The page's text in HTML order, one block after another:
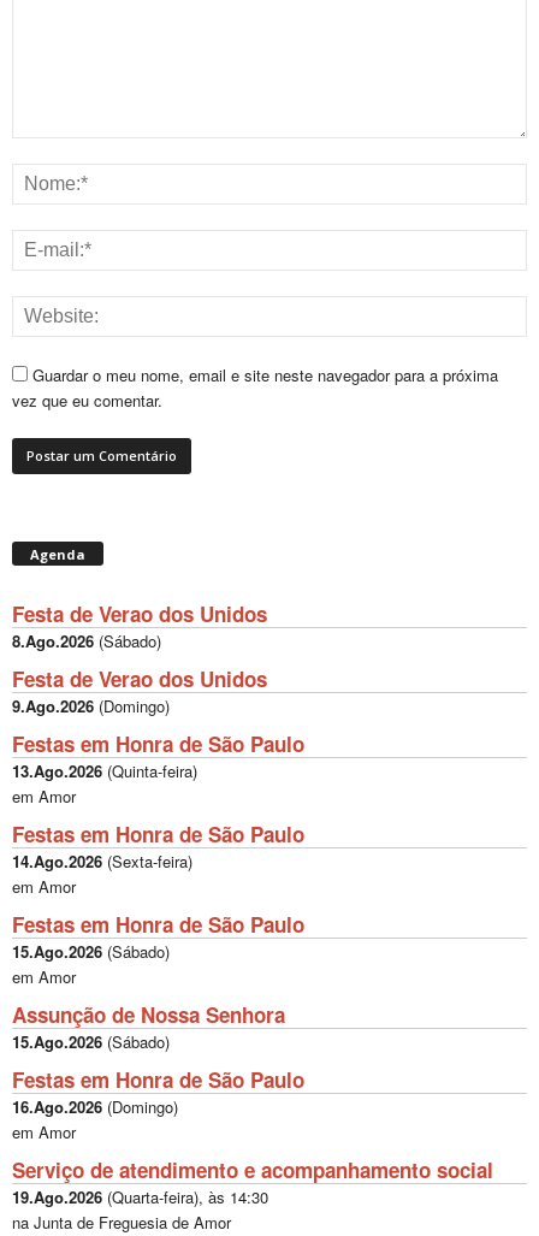
Guardar o meu nome, email e site neste navegador para a próxima
vez que eu comentar.
Agenda
Festa de Verao dos Unidos
8.Ago.2026 (Sábado)
Festa de Verao dos Unidos
9.Ago.2026 (Domingo)
Festas em Honra de São Paulo
13.Ago.2026 (Quinta-feira)
em Amor
Festas em Honra de São Paulo
14.Ago.2026 (Sexta-feira)
em Amor
Festas em Honra de São Paulo
15.Ago.2026 (Sábado)
em Amor
Assunção de Nossa Senhora
15.Ago.2026 (Sábado)
Festas em Honra de São Paulo
16.Ago.2026 (Domingo)
em Amor
Serviço de atendimento e acompanhamento social
19.Ago.2026 (Quarta-feira), às 14:30
na Junta de Freguesia de Amor